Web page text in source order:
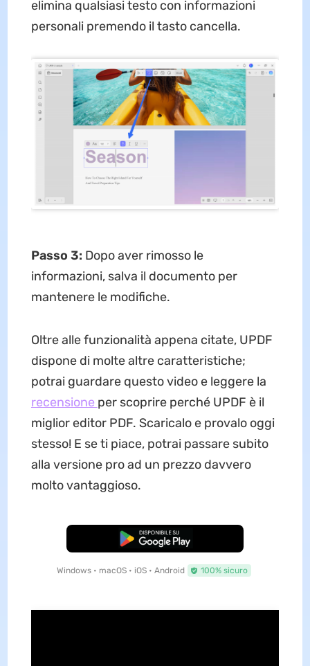
elimina qualsiasi testo con informazioni
personali premendo il tasto cancella.
Passo 3: Dopo aver rimosso le
informazioni, salva il documento per
mantenere le modifiche.
Oltre alle funzionalità appena citate, UPDF
dispone di molte altre caratteristiche;
potrai guardare questo video e leggere la
recensione per scoprire perché UPDF è il
miglior editor PDF. Scaricalo e provalo oggi
stesso! E se ti piace, potrai passare subito
alla versione pro ad un prezzo davvero
molto vantaggioso.
Download Gratis
Windows • macOS • iOS • Android 100% sicuro